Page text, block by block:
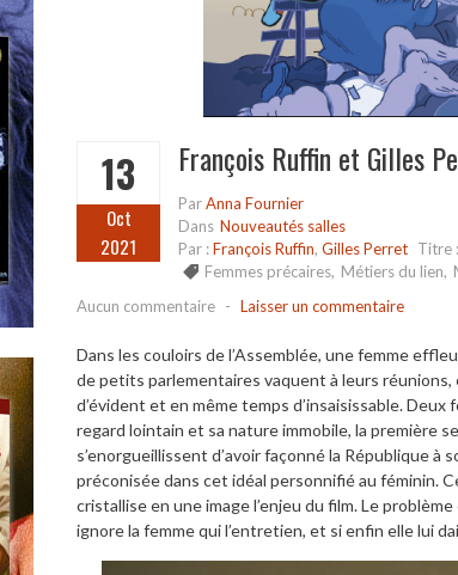
13
Oct
2021
François Ruffin et Gilles
ParAnna Fournier
Dans Nouveautés salles
Par :François Ruffin, Gilles Perret Titre :
Femmes précaires, Métiers du lien,
Aucun commentaire - Laisser un commentaire
Dans les couloirs de l’Assemblée, une femme
de petits parlementaires vaquent à leurs
d’évident et en même temps d’insaisissable.
regard lointain et sa nature immobile, la première
s’enorgueillissent d’avoir façonné la République
préconisée dans cet idéal personnifié au féminin.
cristallise en une image l’enjeu du film. Le
ignore la femme qui l’entretien, et si enfin elle lui